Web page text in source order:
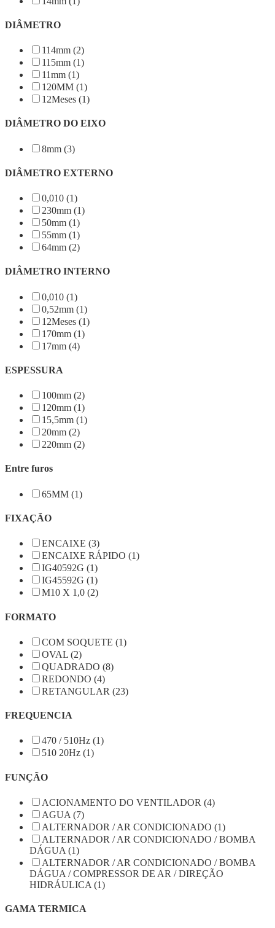
DIÂMETRO
114mm (2)
115mm (1)
11mm (1)
120MM (1)
12Meses (1)
DIÂMETRO DO EIXO
8mm (3)
DIÂMETRO EXTERNO
0,010 (1)
230mm (1)
50mm (1)
55mm (1)
64mm (2)
DIÂMETRO INTERNO
0,010 (1)
0,52mm (1)
12Meses (1)
170mm (1)
17mm (4)
ESPESSURA
100mm (2)
120mm (1)
15,5mm (1)
20mm (2)
220mm (2)
Entre furos
65MM (1)
FIXAÇÃO
ENCAIXE (3)
ENCAIXE RÁPIDO (1)
IG40592G (1)
IG45592G (1)
M10 X 1,0 (2)
FORMATO
COM SOQUETE (1)
OVAL (2)
QUADRADO (8)
REDONDO (4)
RETANGULAR (23)
FREQUENCIA
470 / 510Hz (1)
510 20Hz (1)
FUNÇÃO
ACIONAMENTO DO VENTILADOR (4)
AGUA (7)
ALTERNADOR / AR CONDICIONADO (1)
ALTERNADOR / AR CONDICIONADO / BOMBA
DÁGUA (1)
ALTERNADOR / AR CONDICIONADO / BOMBA
DÁGUA / COMPRESSOR DE AR / DIREÇÃO
HIDRÁULICA (1)
GAMA TERMICA